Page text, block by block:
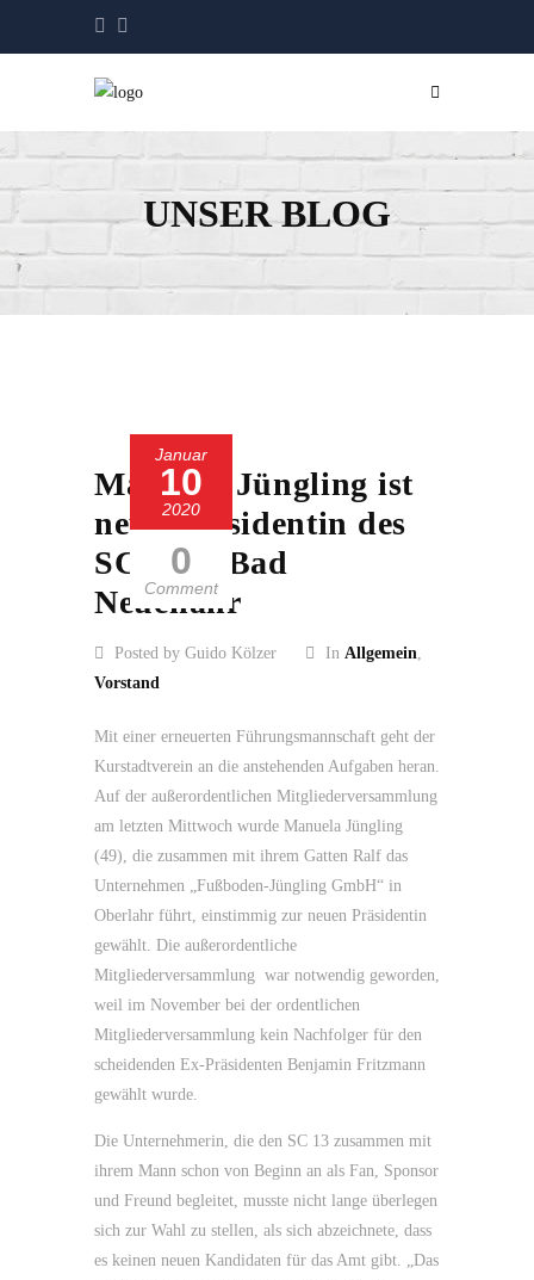
UNSER BLOG
Januar
10
2020
0
Comment
Manuela Jüngling ist
neue Präsidentin des
SC 2013 Bad
Neuenahr
Posted by Guido Kölzer In Allgemein,
Vorstand
Mit einer erneuerten Führungsmannschaft geht der
Kurstadtverein an die anstehenden Aufgaben heran.
Auf der außerordentlichen Mitgliederversammlung
am letzten Mittwoch wurde Manuela Jüngling
(49), die zusammen mit ihrem Gatten Ralf das
Unternehmen „Fußboden-Jüngling GmbH“ in
Oberlahr führt, einstimmig zur neuen Präsidentin
gewählt. Die außerordentliche
Mitgliederversammlung war notwendig geworden,
weil im November bei der ordentlichen
Mitgliederversammlung kein Nachfolger für den
scheidenden Ex-Präsidenten Benjamin Fritzmann
gewählt wurde.
Die Unternehmerin, die den SC 13 zusammen mit
ihrem Mann schon von Beginn an als Fan, Sponsor
und Freund begleitet, musste nicht lange überlegen
sich zur Wahl zu stellen, als sich abzeichnete, dass
es keinen neuen Kandidaten für das Amt gibt. „Das